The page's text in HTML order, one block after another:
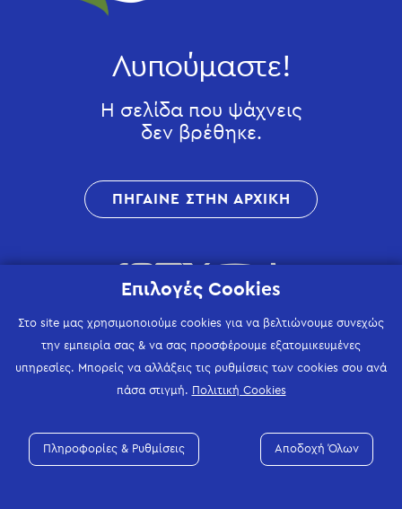
Λυπούμαστε!
Η σελίδα που ψάχνεις
δεν βρέθηκε.
ΠΗΓΑΙΝΕ ΣΤΗΝ ΑΡΧΙΚΗ
Επιλογές Cookies
Στο site μας χρησιμοποιούμε cookies για να βελτιώνουμε συνεχώς
την εμπειρία σας & να σας προσφέρουμε εξατομικευμένες
υπηρεσίες. Μπορείς να αλλάξεις τις ρυθμίσεις των cookies σου ανά
πάσα στιγμή. Πολιτική Cookies
Πληροφορίες & Ρυθμίσεις Αποδοχή Όλων